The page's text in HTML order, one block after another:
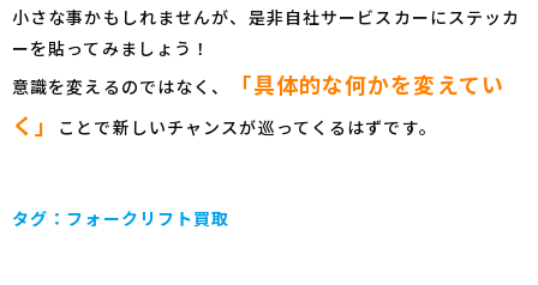
小さな事かもしれませんが、是非自社サービスカーにステッカ
ーを貼ってみましょう！
意識を変えるのではなく、
「具体的な何かを変えてい
く」
ことで新しいチャンスが巡ってくるはずです。
タグ： フォークリフト買取